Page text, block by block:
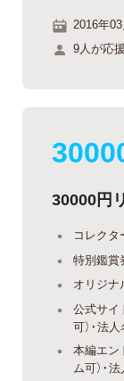
2016年
9人が応
30000円
コレクタ
特別鑑賞
オリジナ
公式サイ
可）・法
本編エン
ム可）・